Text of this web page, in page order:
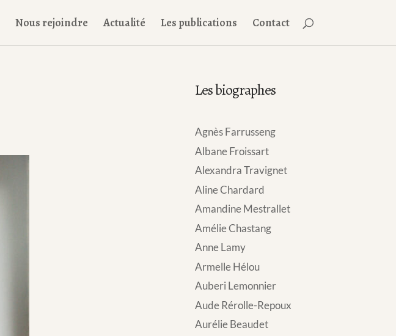
Nous rejoindre Actualité Les publications Contact
Les biographes
Agnès Farrusseng
Albane Froissart
Alexandra Travignet
Aline Chardard
Amandine Mestrallet
Amélie Chastang
Anne Lamy
Armelle Hélou
Auberi Lemonnier
Aude Rérolle-Repoux
Aurélie Beaudet